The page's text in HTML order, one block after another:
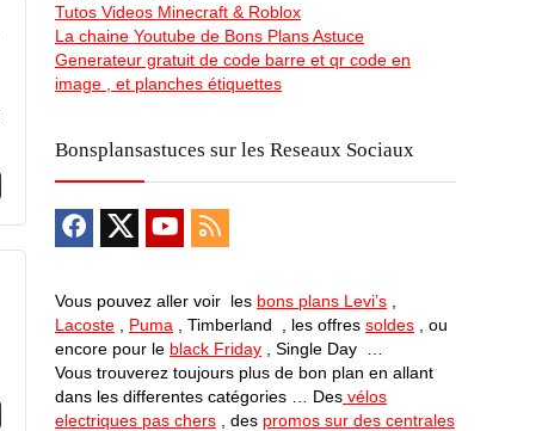
Tutos Videos Minecraft & Roblox
La chaine Youtube de Bons Plans Astuce
Generateur gratuit de code barre et qr code en
image , et planches étiquettes
Bonsplansastuces sur les Reseaux Sociaux
Vous pouvez aller voir les bons plans Levi’s
Lacoste
Puma , Timberland , les offres soldes , ou
encore pour le black Friday , Single Day …
Vous trouverez toujours plus de bon plan en allant
dans les differentes catégories … Des vélos
electriques pas chers , des promos sur des centrales